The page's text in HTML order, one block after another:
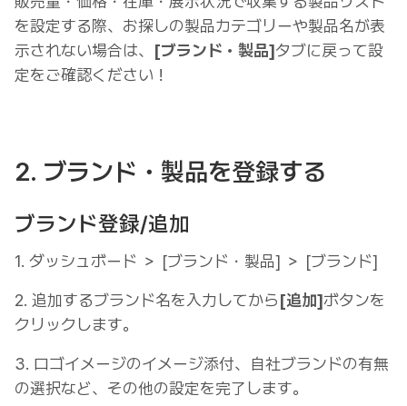
を設定する際、お探しの製品カテゴリーや製品名が表
示されない場合は、 [ブランド・製品]タブに戻って設
定をご確認ください！
2. ブランド・製品を登録する
ブランド登録/追加
1. ダッシュボード ＞ [ブランド・製品] ＞ [ブランド]
2. 追加するブランド名を入力してから[追加]ボタンを
クリックします。
3. ロゴイメージのイメージ添付、自社ブランドの有無
の選択など、その他の設定を完了します。